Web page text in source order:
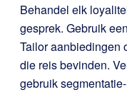
Behandel elk
gesprek. Gebruik
Tailor aanbiedingen
die reis bevinden.
gebruik